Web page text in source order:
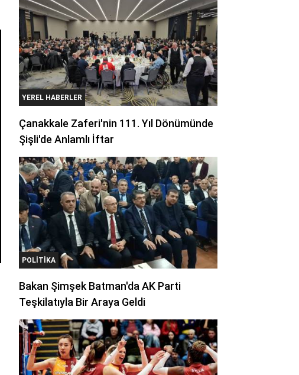
YEREL HABERLER
Çanakkale Zaferi'nin 111. Yıl Dönümünde
Şişli'de Anlamlı İftar
POLITIKA
Bakan Şimşek Batman'da AK Parti
Teşkilatıyla Bir Araya Geldi